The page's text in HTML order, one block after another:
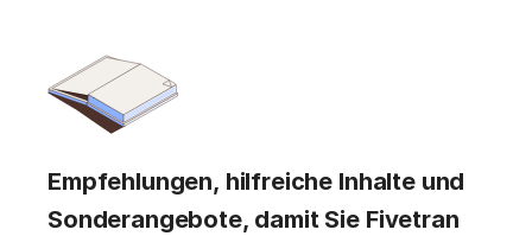
Empfehlungen, hilfreiche Inhalte und
Sonderangebote, damit Sie Fivetran